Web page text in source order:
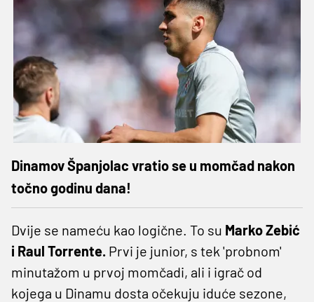
Dinamov Španjolac vratio se u momčad nakon
točno godinu dana!
Dvije se nameću kao logične. To su Marko Zebić
i Raul Torrente. Prvi je junior, s tek 'probnom'
minutažom u prvoj momčadi, ali i igrač od
kojega u Dinamu dosta očekuju iduće sezone,